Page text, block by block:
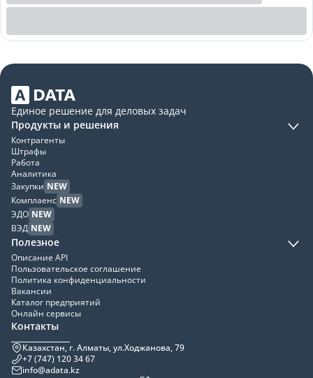
Единое решение для деловых задач
Продукты и решения
Контрагенты
Штрафы
Работа
Аналитика
Закупки NEW
Комплаенс NEW
ЭДО NEW
ВЭД NEW
Полезное
Описание API
Пользовательское соглашение
Политика конфиденциальности
Вакансии
Каталог предприятий
Онлайн сервисы
Контакты
Казахстан, г. Алматы, ул.Ходжанова, 79
+7 (747) 120 34 67
info@adata.kz